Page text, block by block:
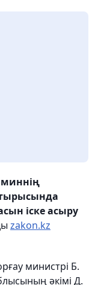
іске асыру
zakon.kz
министрі Б.
әкімі Д.